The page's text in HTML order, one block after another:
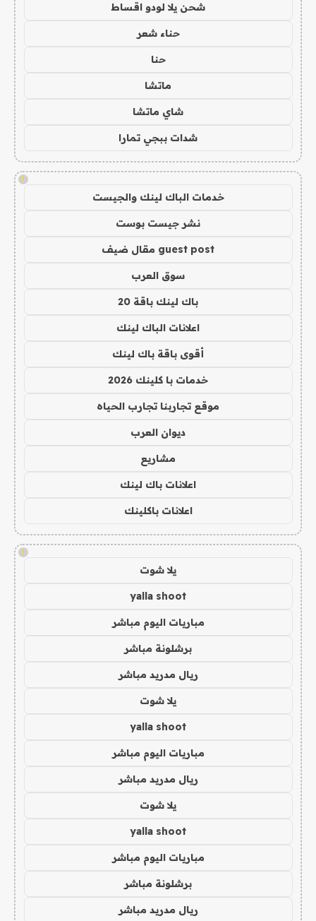
شحن يلا لودو اقساط
حناء شعر
حنا
ماتشا
شاي ماتشا
شدات ببجي تمارا
!
خدمات الباك لينك والجيست
نشر جيست بوست
guest post مقال ضيف
سوق العرب
باك لينك باقة 20
اعلانات الباك لينك
أقوى باقة باك لينك
خدمات با كلينك 2026
موقع تجاربنا تجارب الحياه
ديوان العرب
مشاريع
اعلانات باك لينك
اعلانات باكلينك
!
يلا شوت
yalla shoot
مباريات اليوم مباشر
برشلونة مباشر
ريال مدريد مباشر
يلا شوت
yalla shoot
مباريات اليوم مباشر
ريال مدريد مباشر
يلا شوت
yalla shoot
مباريات اليوم مباشر
برشلونة مباشر
ريال مدريد مباشر